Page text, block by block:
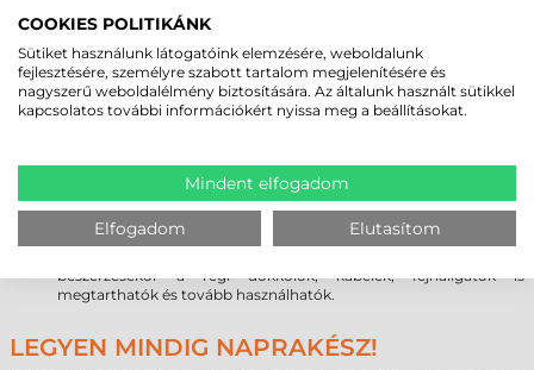
a szabadesés eseménynaplózása, valamint hozzáférést a
gyorsulásmérő adataihoz egyedi alkalmazások számára.
Operációs rendszer:a legújabb Microsoft Windows Embedded
Compact 7.0, vagy Jelly Bean Android 4.1 lehetővé teszi, hogy a
programok kihasználják a legújabb fejlesztéseket, beleértve a
fokozott rugalmasságot és a biztonságot.
(Bluetooth 2.1 EDR, Wlan 802.11 a/b/g/n) gyorsabb kapcsolat
mellett, megfelel a FIPS 140-2 Level1 kormányzati előírásoknak,
így nő az adatbiztonság, de ennek ellenére nem csökken a
készülék, vagy az applikáció teljesítménye.
Kompatibilitás:a Symbol/Motorola MC3200 kompatibilis a
beszerzésekor a régi dokkolók, kábelek, fejhallgatók is
megtarthatók és tovább használhatók.
LEGYEN MINDIG NAPRAKÉSZ!
COOKIES POLITIKÁNK
Sütiket használunk látogatóink elemzésére, weboldalunk
fejlesztésére, személyre szabott tartalom megjelenítésére és
nagyszerű weboldalélmény biztosítására. Az általunk használt sütikkel
kapcsolatos további információkért nyissa meg a beállításokat.
Mindent elfogadom
Elfogadom Elutasítom